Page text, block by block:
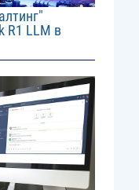
R1 LLM в